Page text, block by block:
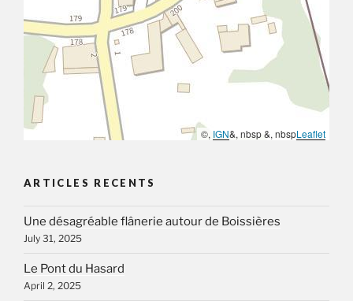
©, IGN&, nbsp &, nbspLeaflet
ARTICLES RECENTS
Une désagréable flânerie autour de Boissières
July 31, 2025
Le Pont du Hasard
April 2, 2025